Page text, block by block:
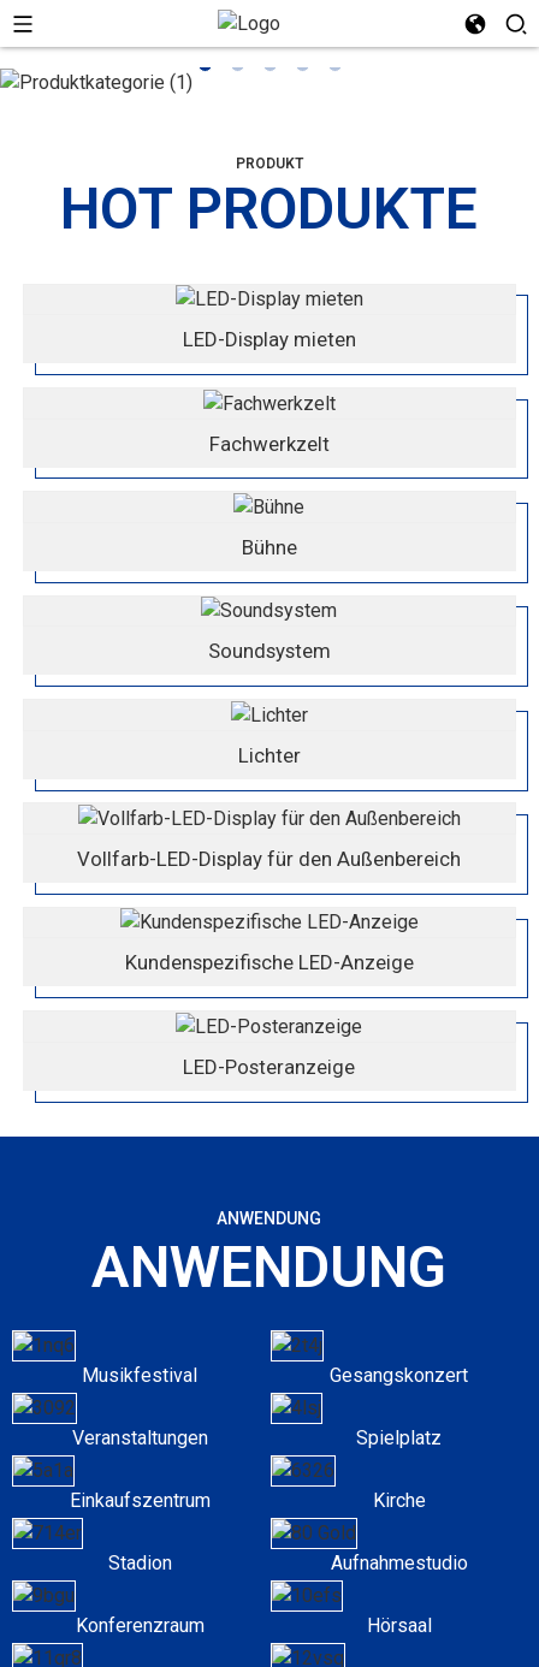
PRODUKT
HOT PRODUKTE
LED-Display mieten
Fachwerkzelt
Bühne
Soundsystem
Lichter
Vollfarb-LED-Display für den Außenbereich
Kundenspezifische LED-Anzeige
LED-Posteranzeige
ANWENDUNG
ANWENDUNG
Musikfestival Gesangskonzert
Veranstaltungen Spielplatz
Einkaufszentrum Kirche
Stadion Aufnahmestudio
Konferenzraum Hörsaal